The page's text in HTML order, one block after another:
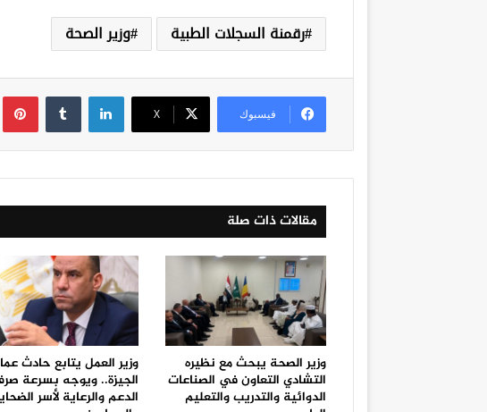
رقمنة السجلات الطبية وزير الصحة
فيسبوك ‫X
لينكدإن
مقالات ذات صلة
وزير الصحة يبحث مع نظيره
التشادي التعاون في الصناعات
الدوائية والتدريب والتعليم
وزير العمل يتابع حادث
الجيزة.. ويوجه بسرعة
الدعم والرعاية لأسر